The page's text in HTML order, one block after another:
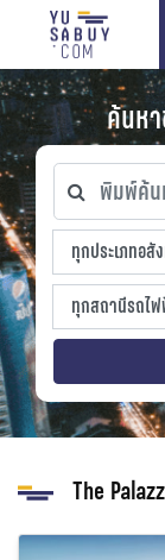
ค้นห
พิมพ์ค้นหาจ
ทุกประเภทอสั
ทุกประเภทอสั
sproperty
ทุกทำเลที่ตั้ง
ทุกสถานีรถไ
ทุกสถานีรถไ
strain-station
ทุกช่วงราคา
The